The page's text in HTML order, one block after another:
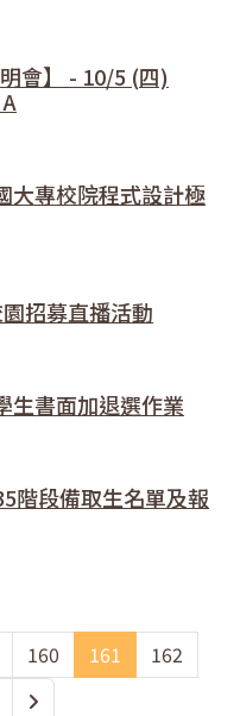
會】 - 10/5 (四)
大專校院程式設計極
招募直播活動
生書面加退選作業
階段備取生名單及報
160 161
162